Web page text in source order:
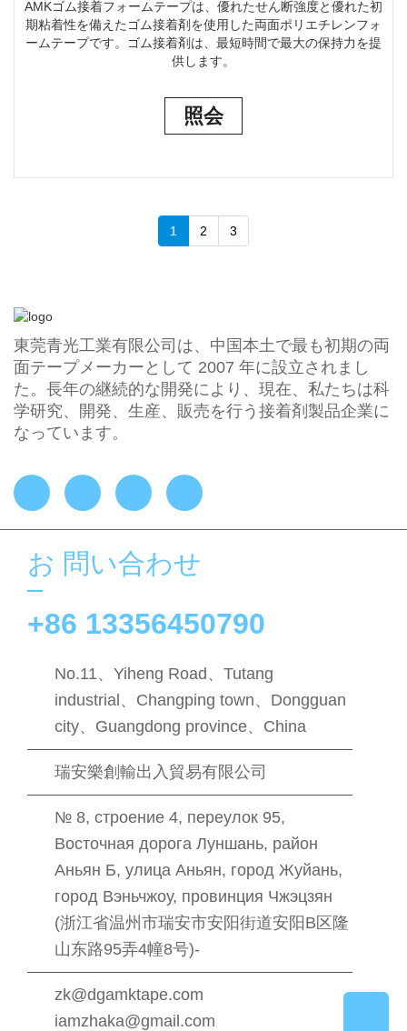
AMKゴム接着フォームテープは、優れたせん断強度と優れた初
期粘着性を備えたゴム接着剤を使用した両面ポリエチレンフォ
ームテープです。ゴム接着剤は、最短時間で最大の保持力を提
供します。
照会
1 2 3
東莞青光工業有限公司は、中国本土で最も初期の両
面テープメーカーとして 2007 年に設立されまし
た。長年の継続的な開発により、現在、私たちは科
学研究、開発、生産、販売を行う接着剤製品企業に
なっています。
お 問い合わせ
+86 13356450790
No.11、Yiheng Road、Tutang
industrial、Changping town、Dongguan
city、Guangdong province、China
瑞安樂創輸出入貿易有限公司
№ 8, строение 4, переулок 95,
Восточная дорога Луншань, район
Аньян Б, улица Аньян, город Жуйань,
город Вэньчжоу, провинция Чжэцзян
(浙江省温州市瑞安市安阳街道安阳B区隆
山东路95弄4幢8号)-
zk@dgamktape.com
iamzhaka@gmail.com